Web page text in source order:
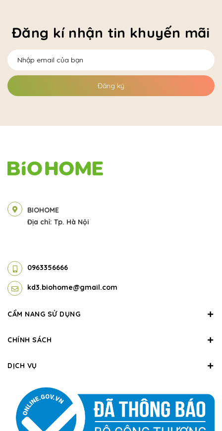
Đăng kí nhận tin khuyến mãi
Đăng ký
BIOHOME
Địa chỉ: Tp. Hà Nội
0963356666
kd3.biohome@gmail.com
CẨM NANG SỬ DỤNG
CHÍNH SÁCH
DỊCH VỤ